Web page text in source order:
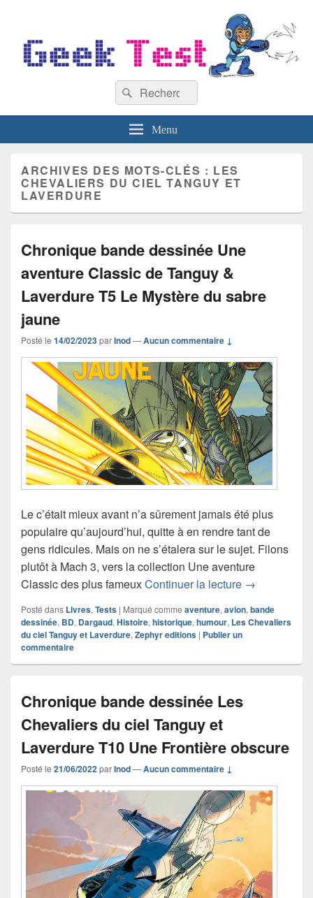
Recherche :
Rechercher
Menu
ARCHIVES DES MOTS-CLÉS : LES
CHEVALIERS DU CIEL TANGUY ET
LAVERDURE
Chronique bande dessinée Une
aventure Classic de Tanguy &
Laverdure T5 Le Mystère du sabre
jaune
Posté le 14/02/2023parInod—Aucun commentaire ↓
Le c’était mieux avant n’a sûrement jamais été plus
populaire qu’aujourd’hui, quitte à en rendre tant de
gens ridicules. Mais on ne s’étalera sur le sujet. Filons
plutôt à Mach 3, vers la collection Une aventure
Classic des plus fameuxContinuer la lecture Chronique
→
Posté dans Livres, Tests | Marqué comme aventure, avion, bande
dessinée, BD, Dargaud, Histoire, historique, humour, Les Chevaliers
du ciel Tanguy et Laverdure, Zephyr editions | Publier un
commentaire
Chronique bande dessinée Les
Chevaliers du ciel Tanguy et
Laverdure T10 Une Frontière obscure
Posté le 21/06/2022parInod—Aucun commentaire ↓